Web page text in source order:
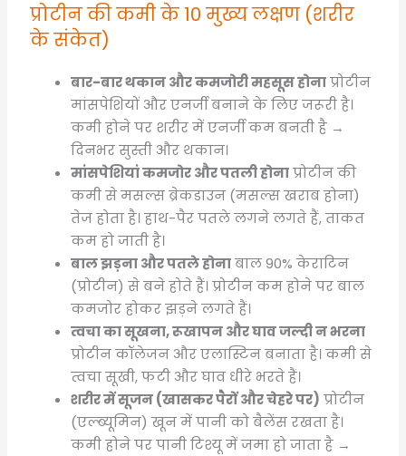
प्रोटीन की कमी के 10 मुख्य लक्षण (शरीर
के संकेत)
बार-बार थकान और कमजोरी महसूस होनाप्रोटीन
मांसपेशियों और एनर्जी बनाने के लिए जरूरी है।
कमी होने पर शरीर में एनर्जी कम बनती है →
दिनभर सुस्ती और थकान।
मांसपेशियां कमजोर और पतली होनाप्रोटीन की
कमी से मसल्स ब्रेकडाउन (मसल्स खराब होना)
तेज होता है। हाथ-पैर पतले लगने लगते हैं, ताकत
कम हो जाती है।
बाल झड़ना और पतले होनाबाल 90% केराटिन
(प्रोटीन) से बने होते हैं। प्रोटीन कम होने पर बाल
कमजोर होकर झड़ने लगते हैं।
त्वचा का सूखना, रूखापन और घाव जल्दी न भरना
प्रोटीन कॉलेजन और एलास्टिन बनाता है। कमी से
त्वचा सूखी, फटी और घाव धीरे भरते हैं।
शरीर में सूजन (खासकर पैरों और चेहरे पर) प्रोटीन
(एल्ब्यूमिन) खून में पानी को बैलेंस रखता है।
कमी होने पर पानी टिश्यू में जमा हो जाता है →